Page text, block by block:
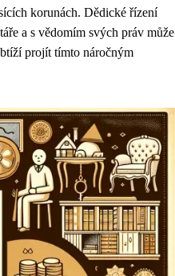
korunách. Dědické řízení
a s vědomím svých práv může
projít tímto náročným